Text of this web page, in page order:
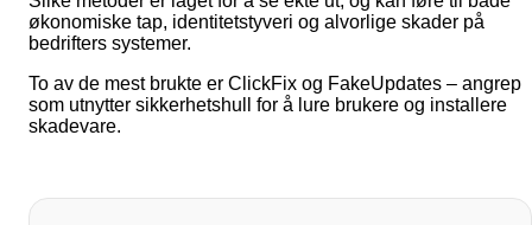
økonomiske tap, identitetstyveri og alvorlige skader på
bedrifters systemer.
To av de mest brukte er ClickFix og FakeUpdates – angrep
som utnytter sikkerhetshull for å lure brukere og installere
skadevare.